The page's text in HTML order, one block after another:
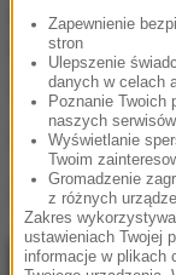
przez
Marka
szans na
(mpw)
Źródło: RMF FM
Zapewnienie
stron
Ulepszenie
danych w celach
Poznanie Twoich
naszych serwisów
Wyświetlanie
Twoim
Gromadzenie
z różnych
Zakres
ustawieniach Twojej
informacje w plikach